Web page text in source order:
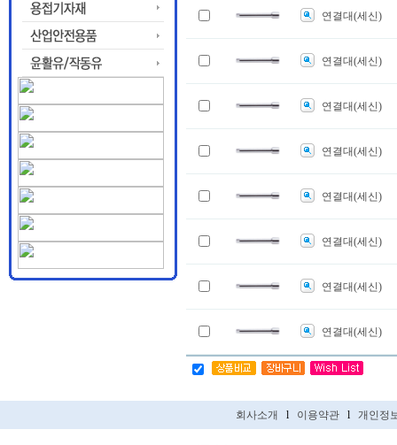
연결대(세신)
연결대(세신)
연결대(세신)
연결대(세신)
연결대(세신)
연결대(세신)
연결대(세신)
연결대(세신)
회사소개 l 이용약관 l 개인정